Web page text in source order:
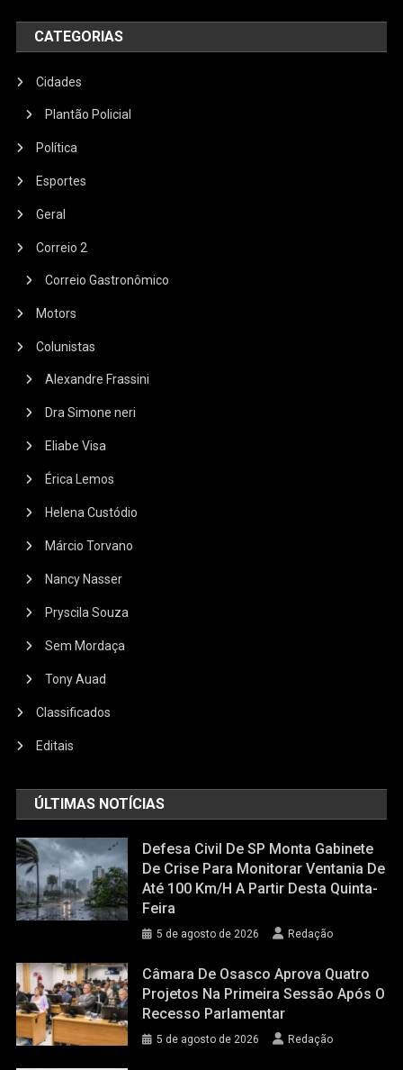
CATEGORIAS
Cidades
Plantão Policial
Política
Esportes
Geral
Correio 2
Correio Gastronômico
Motors
Colunistas
Alexandre Frassini
Dra Simone neri
Eliabe Visa
Érica Lemos
Helena Custódio
Márcio Torvano
Nancy Nasser
Pryscila Souza
Sem Mordaça
Tony Auad
Classificados
Editais
ÚLTIMAS NOTÍCIAS
Defesa Civil De SP Monta Gabinete
De Crise Para Monitorar Ventania De
Até 100 Km/h A Partir Desta Quinta-
Feira
5 de agosto de 2026 Redação
Câmara De Osasco Aprova Quatro
Projetos Na Primeira Sessão Após O
Recesso Parlamentar
5 de agosto de 2026 Redação